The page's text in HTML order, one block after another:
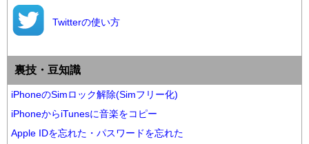
Twitterの使い方
裏技・豆知識
iPhoneのSimロック解除(Simフリー化)
iPhoneからiTunesに音楽をコピー
Apple IDを忘れた・パスワードを忘れた